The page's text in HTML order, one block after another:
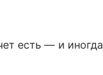
есть — и иногда